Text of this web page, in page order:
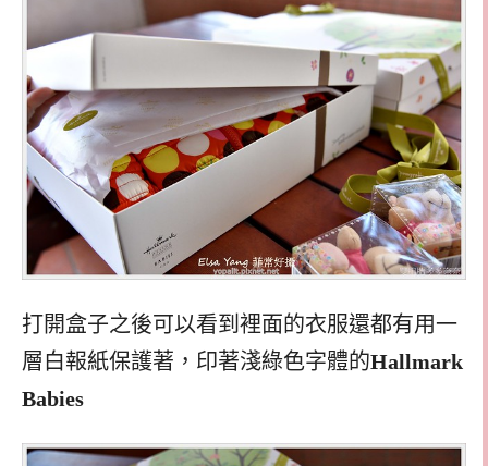
打開盒子之後可以看到裡面的衣服還都有用一
層白報紙保護著，印著淺綠色字體的Hallmark
Babies​​​​​​​